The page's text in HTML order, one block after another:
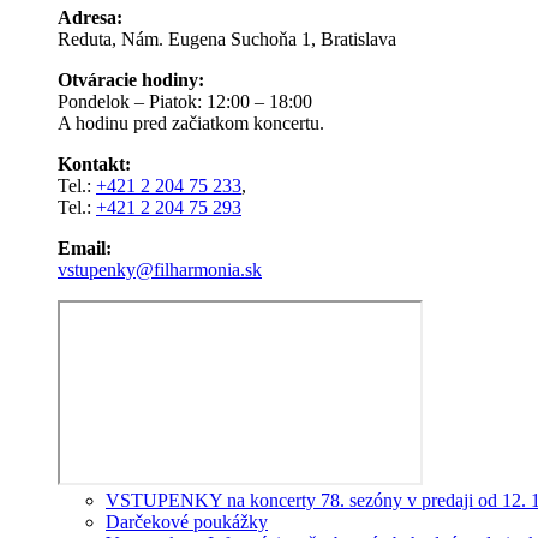
Adresa:
Reduta, Nám. Eugena Suchoňa 1, Bratislava
Otváracie hodiny:
Pondelok – Piatok: 12:00 – 18:00
A hodinu pred začiatkom koncertu.
Kontakt:
Tel.: +421 2 204 75 233,
Tel.: +421 2 204 75 293
Email:
vstupenky@filharmonia.sk
VSTUPENKY na koncerty 78. sezóny v predaji od 12.
Darčekové poukážky